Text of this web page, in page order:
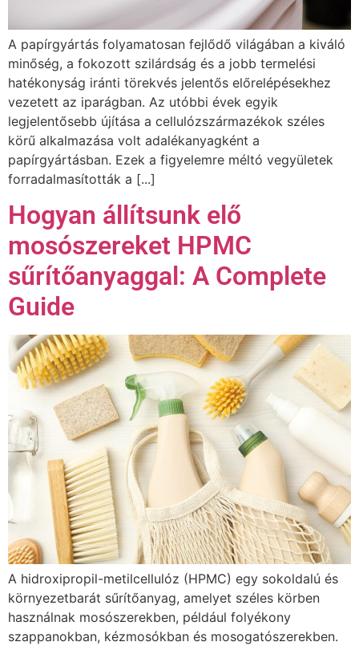
A papírgyártás folyamatosan fejlődő világában a kiváló
minőség, a fokozott szilárdság és a jobb termelési
hatékonyság iránti törekvés jelentős előrelépésekhez
vezetett az iparágban. Az utóbbi évek egyik
legjelentősebb újítása a cellulózszármazékok széles
körű alkalmazása volt adalékanyagként a
papírgyártásban. Ezek a figyelemre méltó vegyületek
forradalmasították a [...]
Hogyan állítsunk elő
mosószereket HPMC
sűrítőanyaggal: A Complete
Guide
A hidroxipropil-metilcellulóz (HPMC) egy sokoldalú és
környezetbarát sűrítőanyag, amelyet széles körben
használnak mosószerekben, például folyékony
szappanokban, kézmosókban és mosogatószerekben.